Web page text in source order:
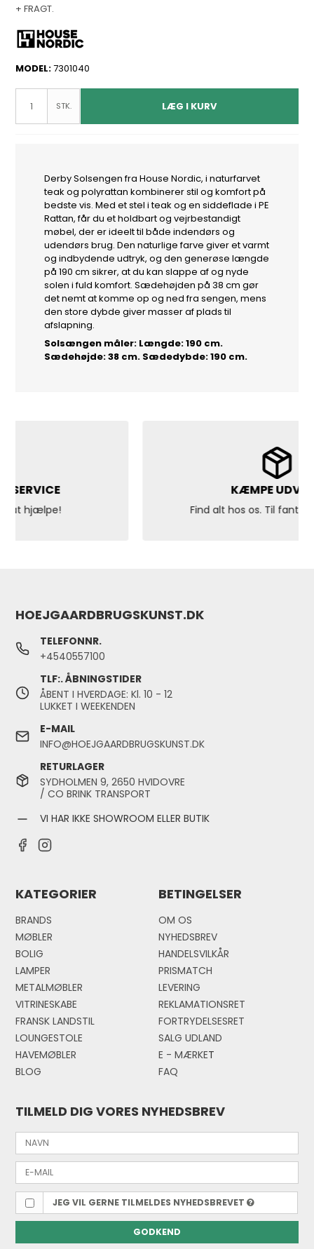
+ FRAGT.
MODEL:7301040
STK. LÆG I KURV
Derby Solsengen fra House Nordic, i naturfarvet
teak og polyrattan kombinerer stil og komfort på
bedste vis. Med et stel i teak og en siddeflade i PE
Rattan, får du et holdbart og vejrbestandigt
møbel, der er ideelt til både indendørs og
udendørs brug. Den naturlige farve giver et varmt
og indbydende udtryk, og den generøse længde
på 190 cm sikrer, at du kan slappe af og nyde
solen i fuld komfort. Sædehøjden på 38 cm gør
det nemt at komme op og ned fra sengen, mens
den store dybde giver masser af plads til
afslapning.
Solsængen måler: Længde: 190 cm.
Sædehøjde: 38 cm. Sædedybde: 190 cm.
Find alt hos os. Til fantastiske priser!
HOEJGAARDBRUGSKUNST.DK
TELEFONNR.
+4540557100
TLF:. ÅBNINGSTIDER
ÅBENT I HVERDAGE: Kl. 10 - 12
LUKKET I WEEKENDEN
E-MAIL
INFO@HOEJGAARDBRUGSKUNST.DK
RETURLAGER
SYDHOLMEN 9, 2650 HVIDOVRE
/ CO BRINK TRANSPORT
VI HAR IKKE SHOWROOM ELLER BUTIK
KATEGORIER
BRANDS
MØBLER
BOLIG
LAMPER
METALMØBLER
VITRINESKABE
FRANSK LANDSTIL
LOUNGESTOLE
HAVEMØBLER
BLOG
BETINGELSER
OM OS
NYHEDSBREV
HANDELSVILKÅR
PRISMATCH
LEVERING
REKLAMATIONSRET
FORTRYDELSESRET
SALG UDLAND
E - MÆRKET
FAQ
TILMELD DIG VORES NYHEDSBREV
JEG VIL GERNE TILMELDES NYHEDSBREVET
GODKEND